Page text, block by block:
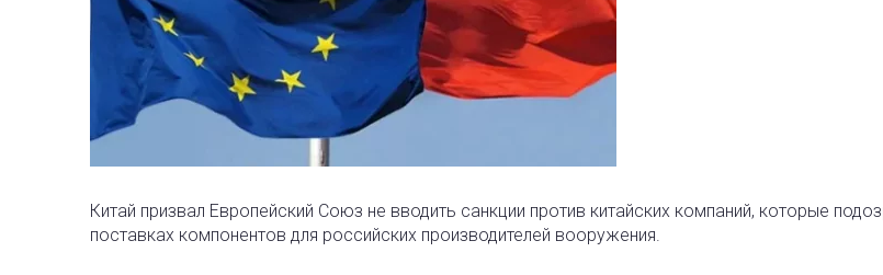
Китай призвал Европейский Союз не вводить санкции против китайских компаний, которые
поставках компонентов для российских производителей вооружения.